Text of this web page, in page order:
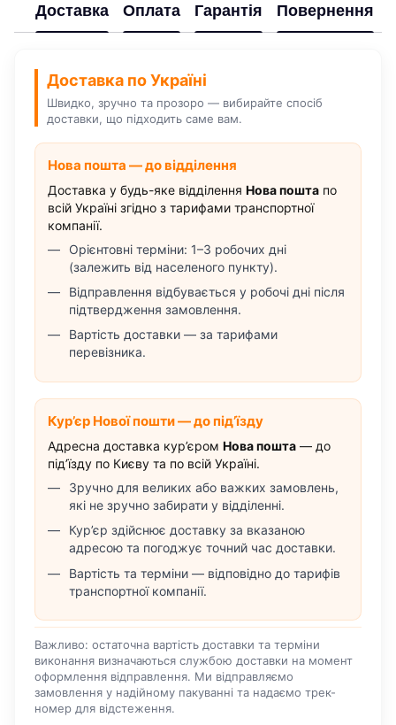
Доставка Оплата Гарантія Повернення
Доставка по Україні
Швидко, зручно та прозоро — вибирайте спосіб
доставки, що підходить саме вам.
Нова пошта — до відділення
Доставка у будь-яке відділення Нова пошта по
всій Україні згідно з тарифами транспортної
компанії.
Орієнтовні терміни: 1–3 робочих дні
(залежить від населеного пункту).
Відправлення відбувається у робочі дні після
підтвердження замовлення.
Вартість доставки — за тарифами
перевізника.
Кур’єр Нової пошти — до під’їзду
Адресна доставка кур’єром Нова пошта — до
під’їзду по Києву та по всій Україні.
Зручно для великих або важких замовлень,
які не зручно забирати у відділенні.
Кур’єр здійснює доставку за вказаною
адресою та погоджує точний час доставки.
Вартість та терміни — відповідно до тарифів
транспортної компанії.
Важливо: остаточна вартість доставки та терміни
виконання визначаються службою доставки на момент
оформлення відправлення. Ми відправляємо
замовлення у надійному пакуванні та надаємо трек-
номер для відстеження.